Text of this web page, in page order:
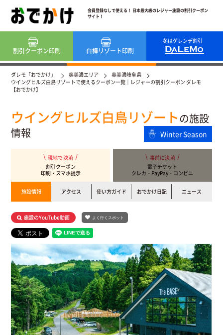
会員登録なしで使える！ 日本最大級のレジャー施設の割引クーポン
サイト！
冬はゲレンデ割引
割引クーポン印刷 白樺リゾート印刷
ダレモ「おでかけ」 奥美濃エリア
奥美濃岐阜県
ウイングヒルズ白鳥リゾートで使えるクーポン一覧｜レジャーの割引クーポン ダレモ
【おでかけ】
ウイングヒルズ白鳥リゾートの施設
情報
Winter Season
現地で決済
割引クーポン
印刷・スマホ提示
事前に決済
電子チケット
クレカ・PayPay・コンビニ
施設情報 アクセス 使い方ガイド おでかけ日記 ニュース
施設のYouTube動画 よく行くスポット